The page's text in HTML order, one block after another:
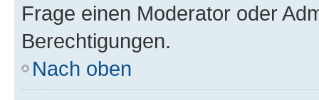
Frage einen Moderator oder
Berechtigungen.
Nach oben